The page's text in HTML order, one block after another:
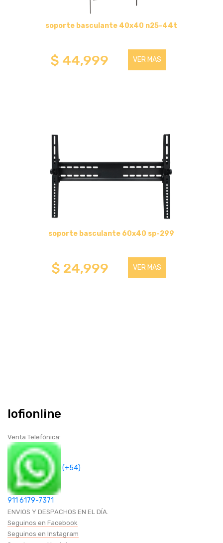
soporte basculante 40x40 n25-44t
$ 44,999 VER MAS
soporte basculante 60x40 sp-299
$ 24,999 VER MAS
Iofionline
Venta Telefónica:
(+54)
911 6179-7371
ENVIOS Y DESPACHOS EN EL DÍA.
Seguinos en Facebook
Seguinos en Instagram